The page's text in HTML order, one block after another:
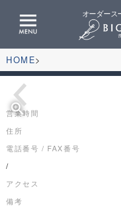
オーダース
HOME
zoom_in
営業時間
住所
電話番号 / FAX番号
/
アクセス
備考